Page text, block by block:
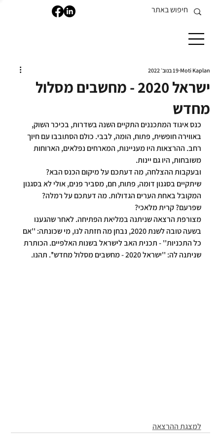
ישראל 2020 - מחשבים מסלול
מחדש
Moti Kaplan 19 בנוב׳ 2022
כנס איגוד המתכננים התקיים השנה בשדרות, בכיכר השוק,
באווירה חופשית, פתוח, הומה, לבבי. כולם הסתובבו עם חיוך
רחב. ההרצאות היו מעניינות, המארחים נפלאים, הארוחות
משובחות, היו גם יינות.
ובעקבות ההצלחה, מה דעתכם על מיקום הכנס הבא?
שיתקיים בסגנון דומה, פתוח, חם, מסביר פנים, אולי לא בסגנון
המקובל באחת הערים הגדולות. מה דעתכם על רמלה?
שפרעם? קרית מלאכי?
מצורפת הרצאה שניתנה במליאת הפתיחה. לאחר שהגענו
בשעה טובה לשנת 2020, נבחן מה חזתה לנו, מי שכונתה: ''אם
כל התכניות'' - תכנית האב לישראל בשנות האלפיים. הכותרת
שניתנה לה: ''ישראל 2020 - מחשבים מסלול מחדש''. תהנו.
למצגת ההרצאה